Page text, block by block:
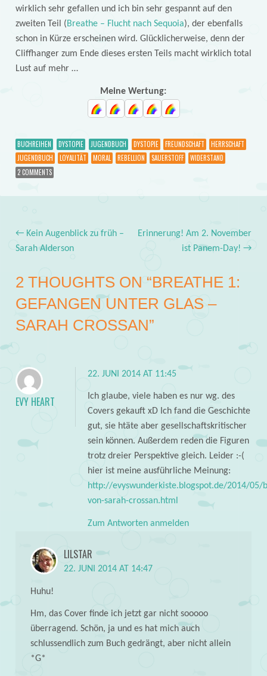
wirklich sehr gefallen und ich bin sehr gespannt auf den
zweiten Teil (Breathe – Flucht nach Sequoia), der ebenfalls
schon in Kürze erscheinen wird. Glücklicherweise, denn der
Cliffhanger zum Ende dieses ersten Teils macht wirklich total
Lust auf mehr …
Meine Wertung:
BUCHREIHEN DYSTOPIE JUGENDBUCH DYSTOPIE FREUNDSCHAFT
HERRSCHAFT
JUGENDBUCH
LOYALITÄT MORAL REBELLION SAUERSTOFF
WIDERSTAND
2 COMMENTS
Post navigation
←Kein Augenblick zu früh –
Sarah Alderson
Erinnerung! Am 2. November
ist Panem-Day!→
2 THOUGHTS ON “BREATHE 1:
GEFANGEN UNTER GLAS –
SARAH CROSSAN”
EVY HEART
22. JUNI 2014 AT 11:45
Ich glaube, viele haben es nur wg. des
Covers gekauft xD Ich fand die Geschichte
gut, sie htäte aber gesellschaftskritischer
sein können. Außerdem reden die Figuren
trotz dreier Perspektive gleich. Leider :-(
hier ist meine ausführliche Meinung:
http://evyswunderkiste.blogspot.de/2014/05/
von-sarah-crossan.html
Zum Antworten anmelden
LILSTAR
22. JUNI 2014 AT 14:47
Huhu!
Hm, das Cover finde ich jetzt gar nicht sooooo
überragend. Schön, ja und es hat mich auch
schlussendlich zum Buch gedrängt, aber nicht allein
*G*